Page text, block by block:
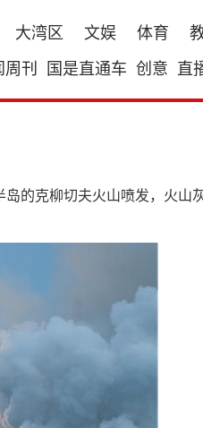
大湾区 文娱 体育
刊 国是直通车 创意 直
的克柳切夫火山喷发，火山